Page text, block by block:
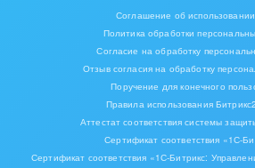
Финансы, бухгалтерия, банки
Химия и нефтехимия
Электроэнергетика
Ювелирное дело
Соглашение об
Политика обработки
Согласие на обработку
Отзыв согласия на обработку
Поручение для конечного
Правила использования
Аттестат соответствия системы
Сертификат соответствия «1С-
Сертификат соответствия «1С-Битрикс: